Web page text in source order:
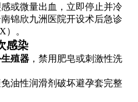
感或微量出血，立即停止并冷
锦欣九洲医院开设术后急诊
。
感染
殖器 ，禁用肥皂或刺激性洗
免油性润滑剂破坏避孕套完整